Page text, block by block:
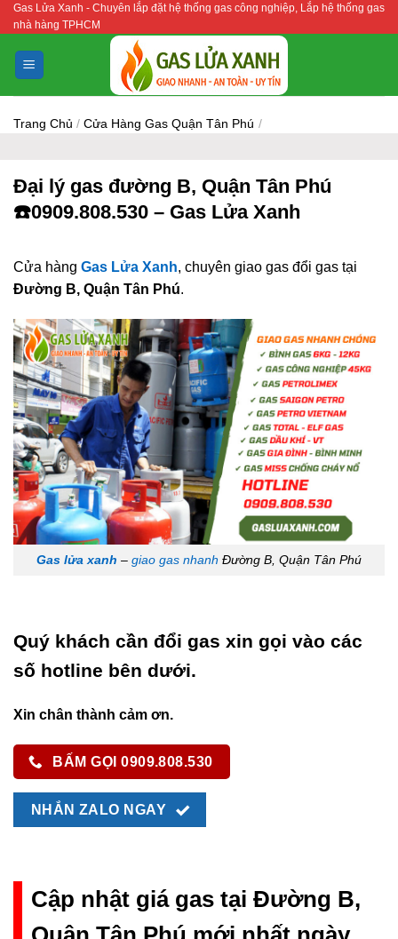
Bỏ
qua
nội
dung
Gas Lửa Xanh - Chuyên lắp đặt hệ thống gas công nghiệp, Lắp hệ thống gas
nhà hàng TPHCM
Trang Chủ / Cửa Hàng Gas Quận Tân Phú /
Đại lý gas đường B, Quận Tân Phú
☎️0909.808.530 – Gas Lửa Xanh
Cửa hàng Gas Lửa Xanh, chuyên giao gas đổi gas tại
Đường B, Quận Tân Phú.
Gas lửa xanh – giao gas nhanh Đường B, Quận Tân Phú
Quý khách cần đổi gas xin gọi vào các
số hotline bên dưới.
Xin chân thành cảm ơn.
BẤM GỌI 0909.808.530
NHẮN ZALO NGAY
Cập nhật giá gas tại Đường B,